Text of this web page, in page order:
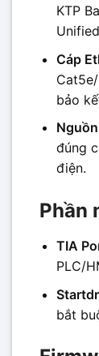
KTP
Cáp
bảo
đúng
điện.
Phần
TIA
PLC/
bắt